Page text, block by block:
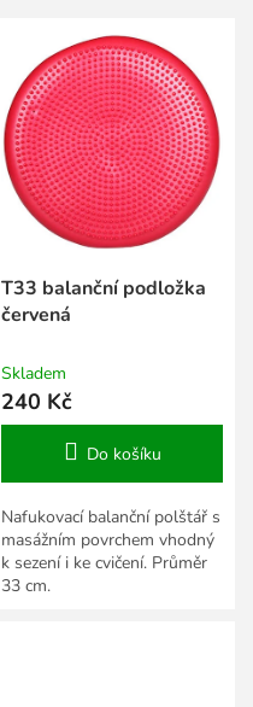
T33 balanční podložka
červená
Skladem
240 Kč
Do košíku
Nafukovací balanční polštář s
masážním povrchem vhodný
k sezení i ke cvičení. Průměr
33 cm.